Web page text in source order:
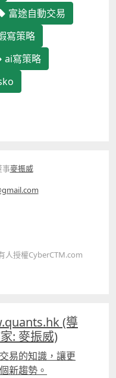
富途自動交易
寫策略
ai寫策略
事麥振威
人授權CyberCTM.com
(導
: 麥振威)
易的知識，讓更
新趨勢。